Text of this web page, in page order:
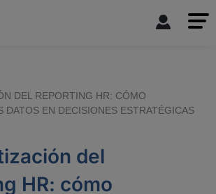
DEL REPORTING HR: CÓMO
DATOS EN DECISIONES ESTRATÉGICAS
del
HR: cómo